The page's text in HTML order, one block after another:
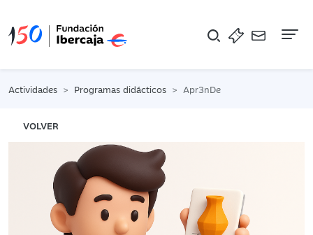
Actividades Programas didácticos Apr3nDe
VOLVER